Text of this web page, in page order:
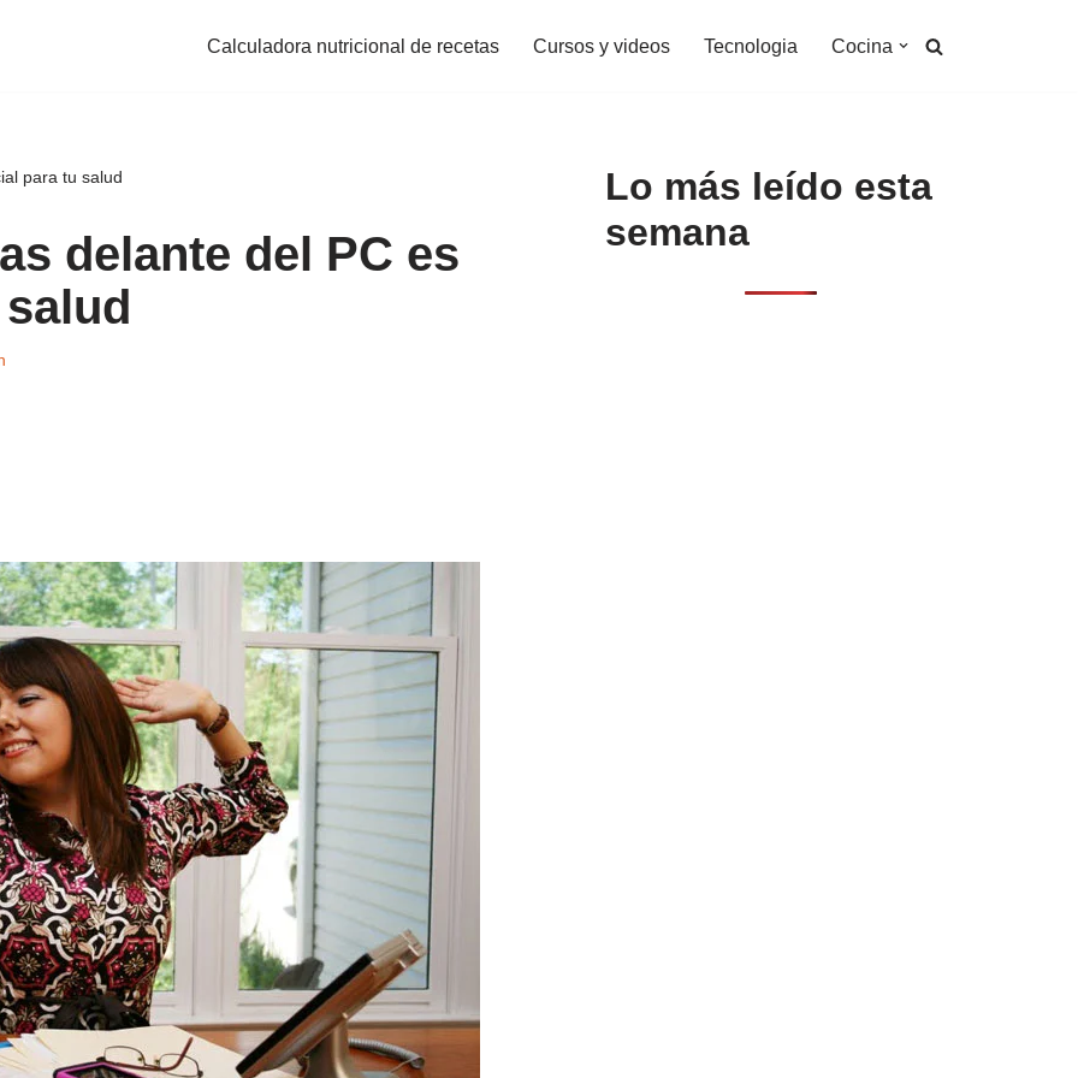
Calculadora nutricional de recetas Cursos y videos Tecnologia Cocina
para tu salud
delante del PC es
Lo más leído esta
semana